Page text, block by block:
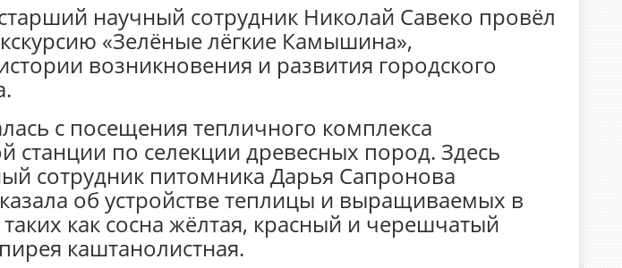
научный сотрудник Николай Савеко провёл
«Зелёные лёгкие Камышина»,
возникновения и развития городского
с посещения тепличного комплекса
станции по селекции древесных пород. Здесь
сотрудник питомника Дарья Сапронова
об устройстве теплицы и выращиваемых в
как сосна жёлтая, красный и черешчатый
каштанолистная.